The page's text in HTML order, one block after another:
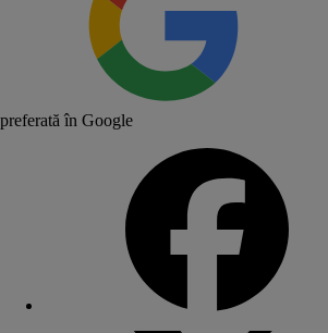
preferată în Google